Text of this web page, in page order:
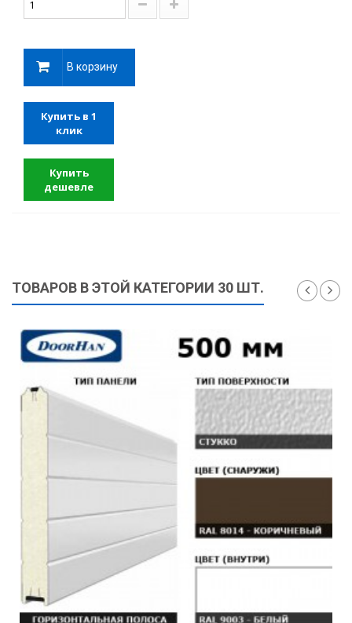
В корзину
Купить в 1
клик
Купить
дешевле
ТОВАРОВ В ЭТОЙ КАТЕГОРИИ 30 ШТ.